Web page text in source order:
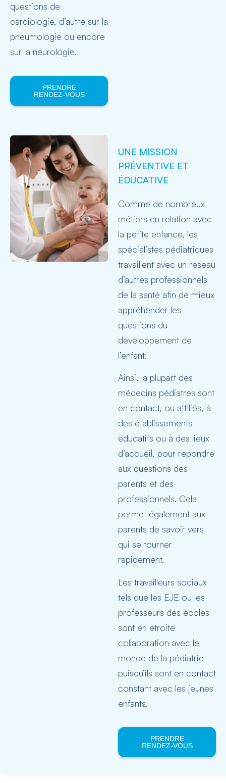
questions de
cardiologie, d’autre sur la
pneumologie ou encore
sur la neurologie.
PRENDRE
RENDEZ-VOUS
UNE MISSION
PRÉVENTIVE ET
ÉDUCATIVE
Comme de nombreux
métiers en relation avec
la petite enfance, les
spécialistes pédiatriques
travaillent avec un réseau
d’autres professionnels
de la santé afin de mieux
appréhender les
questions du
développement de
l’enfant.
Ainsi, la plupart des
médecins pédiatres sont
en contact, ou affiliés, à
des établissements
éducatifs ou à des lieux
d’accueil, pour répondre
aux questions des
parents et des
professionnels. Cela
permet également aux
parents de savoir vers
qui se tourner
rapidement.
Les travailleurs sociaux
tels que les EJE ou les
professeurs des écoles
sont en étroite
collaboration avec le
monde de la pédiatrie
puisqu’ils sont en contact
constant avec les jeunes
enfants.
PRENDRE
RENDEZ-VOUS